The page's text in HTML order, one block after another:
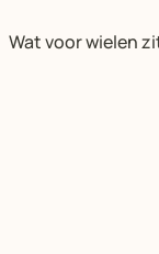
Wat voor wielen